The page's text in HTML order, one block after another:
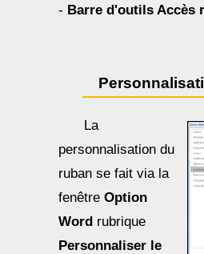
- Barre d'outils Accès
La
personnalisation du
ruban se fait via la
fenêtreOption
Word rubrique
Personnaliser le